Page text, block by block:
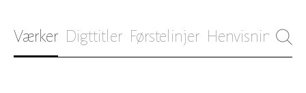
Værker Digttitler Førstelinjer Henvisninger